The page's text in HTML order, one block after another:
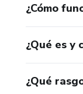
¿Cómo
¿Qué es y
¿Qué